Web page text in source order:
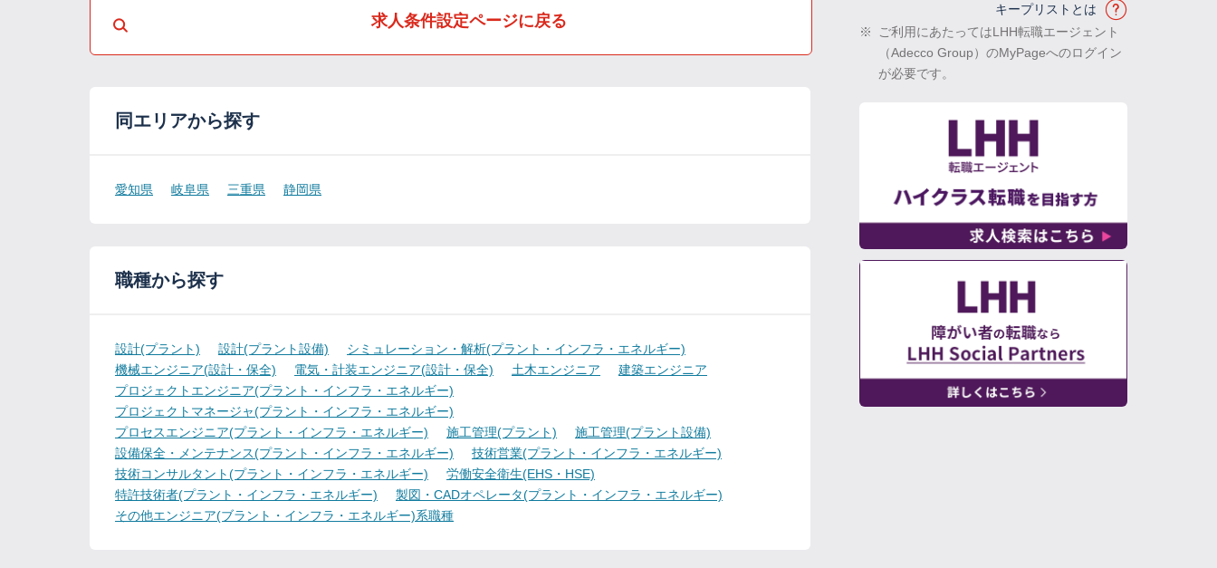
求人条件設定ページに戻る
同エリアから探す
愛知県 岐阜県 三重県 静岡県
職種から探す
設計(プラント) 設計(プラント設備)
シミュレーション・解析(プラント・インフラ・エネルギー)
機械エンジニア(設計・保全)
電気・計装エンジニア(設計・保全) 土木エンジニア
建築エンジニア
プロジェクトエンジニア(プラント・インフラ・エネルギー)
プロジェクトマネージャ(プラント・インフラ・エネルギー)
プロセスエンジニア(プラント・インフラ・エネルギー)
施工管理(プラント)
施工管理(プラント設備)
設備保全・メンテナンス(プラント・インフラ・エネルギー)
技術営業(プラント・インフラ・エネルギー)
技術コンサルタント(プラント・インフラ・エネルギー)
労働安全衛生(EHS・HSE)
特許技術者(プラント・インフラ・エネルギー)
製図・CADオペレータ(プラント・インフラ・エネルギー)
その他エンジニア(ブラント・インフラ・エネルギー)系職種
キープリストとは
※
ご利用にあたってはLHH転職エージェント
（Adecco Group）のMyPageへのログイン
が必要です。